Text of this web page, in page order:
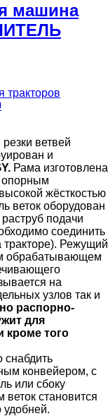
машина
ветвей
и
Рама изготовлена
опорным
жёсткостью
веток оборудован
подачи
соединить
Режущий
обрабатывающем
на
узлов так и
распорно-
для
кроме того
снабдить
конвейером, с
или сбоку
веток становится
удобней.